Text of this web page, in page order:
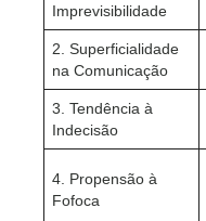
Imprevisibilidade
2. Superficialidade
na Comunicação
3. Tendência à
Indecisão
4. Propensão à
Fofoca